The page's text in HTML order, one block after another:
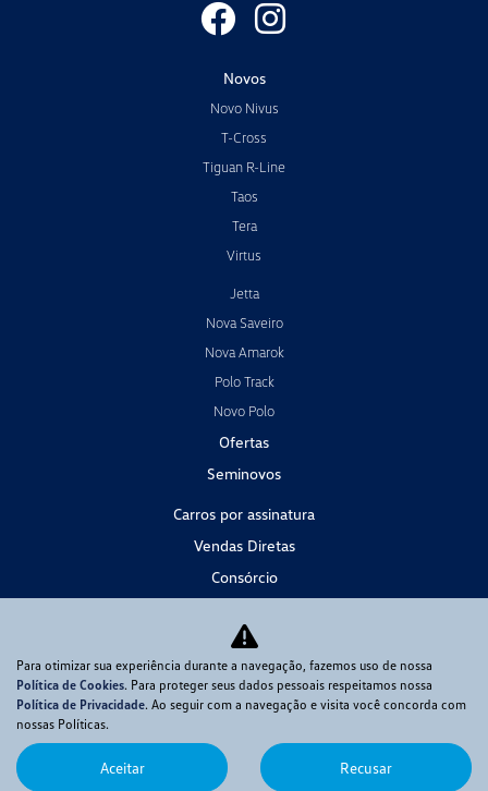
Novos
Novo Nivus
T-Cross
Tiguan R-Line
Taos
Tera
Virtus
Jetta
Nova Saveiro
Nova Amarok
Polo Track
Novo Polo
Ofertas
Seminovos
Carros por assinatura
Vendas Diretas
Consórcio
Agendar Serviços
Peças e Acessórios
Contato
Fale Conosco
Para otimizar sua experiência durante a navegação, fazemos uso de nossa
Política de Cookies. Para proteger seus dados pessoais respeitamos nossa
Política de Privacidade. Ao seguir com a navegação e visita você concorda com
nossas Políticas.
Aceitar Recusar